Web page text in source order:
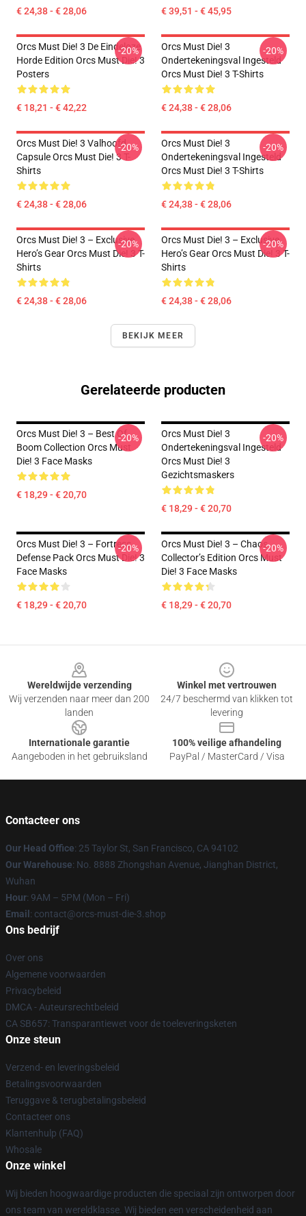
€ 24,38 - € 28,06 € 39,51 - € 45,95
Orcs Must Die! 3 De Eindeloze
Horde Edition Orcs Must Die! 3
Posters
€ 18,21 - € 42,22
-20%
Orcs Must Die! 3
Ondertekeningsval Ingesteld
Orcs Must Die! 3 T-Shirts
€ 24,38 - € 28,06
-20%
Orcs Must Die! 3 Valhoofd
Capsule Orcs Must Die! 3 T-
Shirts
€ 24,38 - € 28,06
-20%
Orcs Must Die! 3
Ondertekeningsval Ingesteld
Orcs Must Die! 3 T-Shirts
€ 24,38 - € 28,06
-20%
Orcs Must Die! 3 – Exclusive
Hero’s Gear Orcs Must Die! 3 T-
Shirts
€ 24,38 - € 28,06
-20%
Orcs Must Die! 3 – Exclusive
Hero’s Gear Orcs Must Die! 3 T-
Shirts
€ 24,38 - € 28,06
-20%
BEKIJK MEER
Gerelateerde producten
Orcs Must Die! 3 – Best Of
Boom Collection Orcs Must
Die! 3 Face Masks
€ 18,29 - € 20,70
-20%
Orcs Must Die! 3
Ondertekeningsval Ingesteld
Orcs Must Die! 3
Gezichtsmaskers
€ 18,29 - € 20,70
-20%
Orcs Must Die! 3 – Fortress
Defense Pack Orcs Must Die! 3
Face Masks
€ 18,29 - € 20,70
-20%
Orcs Must Die! 3 – Chaos
Collector’s Edition Orcs Must
Die! 3 Face Masks
€ 18,29 - € 20,70
-20%
Wereldwijde verzending
Wij verzenden naar meer dan 200
landen
Winkel met vertrouwen
24/7 beschermd van klikken tot
levering
Internationale garantie
Aangeboden in het gebruiksland
100% veilige afhandeling
PayPal / MasterCard / Visa
Contacteer ons
Our Head Office: 25 Taylor St, San Francisco, CA 94102
Our Warehouse: No. 8888 Zhongshan Avenue, Jianghan District,
Wuhan
Hour: 9AM – 5PM (Mon – Fri)
Email : contact@orcs-must-die-3.shop
Ons bedrijf
Over ons
Algemene voorwaarden
Privacybeleid
DMCA - Auteursrechtbeleid
CA SB657: Transparantiewet voor de toeleveringsketen
Onze steun
Verzend- en leveringsbeleid
Betalingsvoorwaarden
Teruggave & terugbetalingsbeleid
Contacteer ons
Klantenhulp (FAQ)
Whosale
Onze winkel
Wij bieden hoogwaardige producten die speciaal zijn ontworpen door
ons team van wereldklasse. Wij bieden een verscheidenheid aan